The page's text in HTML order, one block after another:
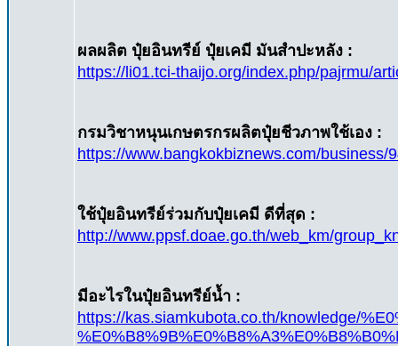
ผลผลิต ปุ๋ยอินทรีย์ ปุ๋ยเคมี มันสำปะหลัง :
https://li01.tci-thaijo.org/index.php/pajrmu/
กรมวิชาหนุนเกษตรกรผลิตปุ๋ยชีวภาพใช้เอง :
https://www.bangkokbiznews.com/business/
ใช้ปุ๋ยอินทรีย์ร่วมกับปุ๋ยเคมี ดีที่สุด :
http://www.ppsf.doae.go.th/web_km/
มีอะไรในปุ๋ยอินทรีย์น้ำ :
https://kas.siamkubota.co.th/knowledge/